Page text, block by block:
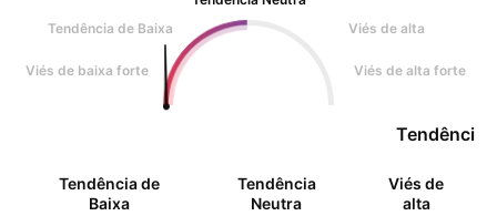
Tendência de Baixa
Viés de alta
Viés de baixa forte Viés de alta forte
Tendência
Tendência de
Baixa
Tendência
Neutra
Viés de
alta